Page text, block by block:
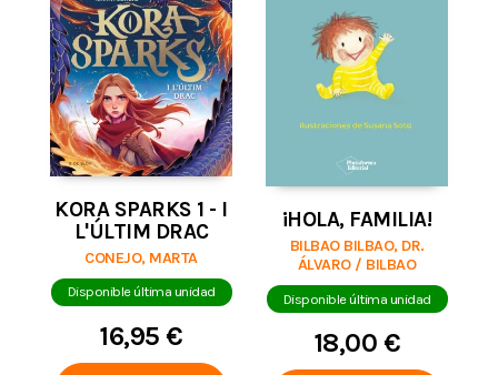
KORA SPARKS 1 - I
L'ÚLTIM DRAC
CONEJO, MARTA
Disponible última unidad
16,95 €
¡HOLA, FAMILIA!
BILBAO BILBAO, DR.
ÁLVARO / BILBAO
BILBAO, DR. ÁLVARO
Disponible última unidad
18,00 €